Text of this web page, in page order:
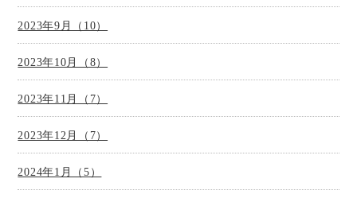
2023年9月（10）
2023年10月（8）
2023年11月（7）
2023年12月（7）
2024年1月（5）